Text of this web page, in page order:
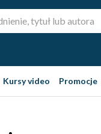
Kursy video Promocje